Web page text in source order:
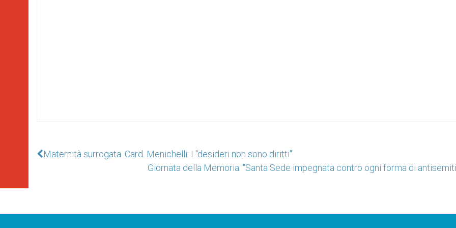
Maternità surrogata. Card. Menichelli: I ''desideri non sono diritti''
Giornata della Memoria: "Santa Sede impegnata contro ogni forma di